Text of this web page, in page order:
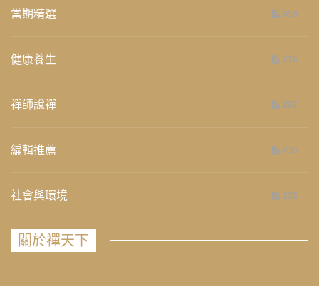
當期精選 658
健康養生 276
禪師說禪 267
編輯推薦 236
社會與環境 235
關於禪天下